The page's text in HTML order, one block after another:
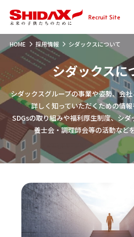
Recruit Site
HOME 採用情報 シダックスについて
シダックスに
シダックスグループの事業や姿勢、会
詳しく知っていただくための情報
SDGsの取り組みや福利厚生制度、シ
養士会・調理師会等の活動など